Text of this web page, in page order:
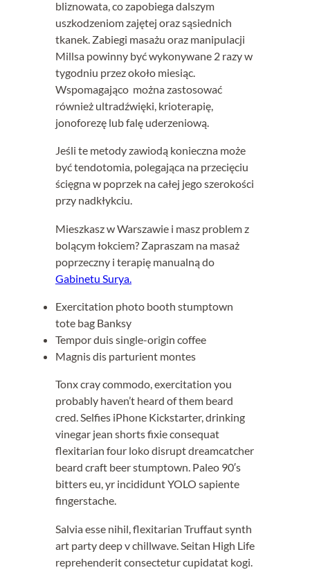
bliznowata, co zapobiega dalszym
uszkodzeniom zajętej oraz sąsiednich
tkanek. Zabiegi masażu oraz manipulacji
Millsa powinny być wykonywane 2 razy w
tygodniu przez około miesiąc.
Wspomagająco można zastosować
również ultradźwięki, krioterapię,
jonoforezę lub falę uderzeniową.
Jeśli te metody zawiodą konieczna może
być tendotomia, polegająca na przecięciu
ścięgna w poprzek na całej jego szerokości
przy nadkłykciu.
Mieszkasz w Warszawie i masz problem z
bolącym łokciem? Zapraszam na masaż
poprzeczny i terapię manualną do
Gabinetu Surya.
Exercitation photo booth stumptown
tote bag Banksy
Tempor duis single-origin coffee
Magnis dis parturient montes
Tonx cray commodo, exercitation you
probably haven’t heard of them beard
cred. Selfies iPhone Kickstarter, drinking
vinegar jean shorts fixie consequat
flexitarian four loko disrupt dreamcatcher
beard craft beer stumptown. Paleo 90′s
bitters eu, yr incididunt YOLO sapiente
fingerstache.
Salvia esse nihil, flexitarian Truffaut synth
art party deep v chillwave. Seitan High Life
reprehenderit consectetur cupidatat kogi.